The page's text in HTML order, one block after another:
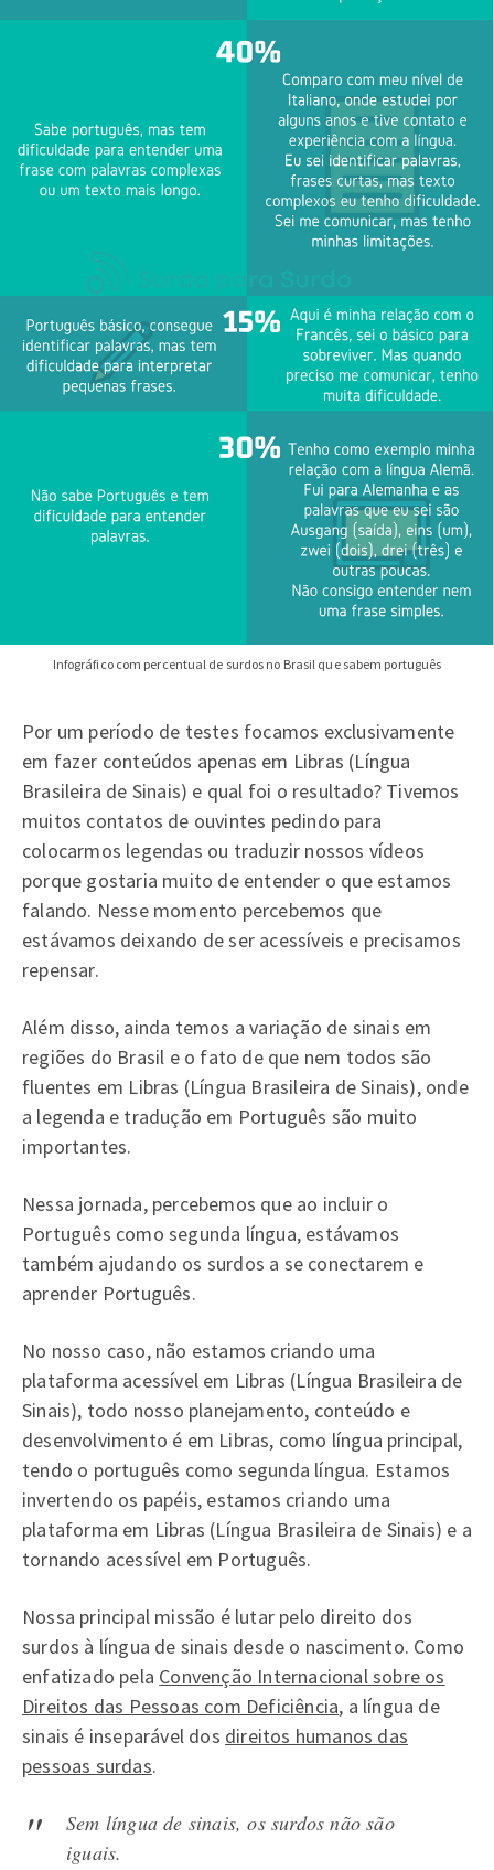
Infográfico com percentual de surdos no Brasil que sabem português
Por um período de testes focamos exclusivamente
em fazer conteúdos apenas em Libras (Língua
Brasileira de Sinais) e qual foi o resultado? Tivemos
muitos contatos de ouvintes pedindo para
colocarmos legendas ou traduzir nossos vídeos
porque gostaria muito de entender o que estamos
falando. Nesse momento percebemos que
estávamos deixando de ser acessíveis e precisamos
repensar.
Além disso, ainda temos a variação de sinais em
regiões do Brasil e o fato de que nem todos são
fluentes em Libras (Língua Brasileira de Sinais), onde
a legenda e tradução em Português são muito
importantes.
Nessa jornada, percebemos que ao incluir o
Português como segunda língua, estávamos
também ajudando os surdos a se conectarem e
aprender Português.
No nosso caso, não estamos criando uma
plataforma acessível em Libras (Língua Brasileira de
Sinais), todo nosso planejamento, conteúdo e
desenvolvimento é em Libras, como língua principal,
tendo o português como segunda língua. Estamos
invertendo os papéis, estamos criando uma
plataforma em Libras (Língua Brasileira de Sinais) e a
tornando acessível em Português.
Nossa principal missão é lutar pelo direito dos
surdos à língua de sinais desde o nascimento. Como
enfatizado pela Convenção Internacional sobre os
Direitos das Pessoas com Deficiência, a língua de
sinais é inseparável dos direitos humanos das
pessoas surdas.
Sem língua de sinais, os surdos não são
iguais.